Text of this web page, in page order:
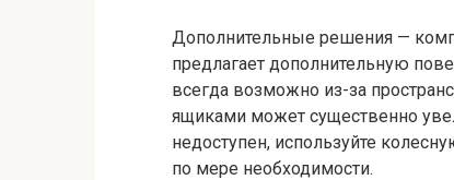
Дополнительные решения —
предлагает дополнительную
всегда возможно из-за
ящиками может существенно
недоступен, используйте
по мере необходимости.